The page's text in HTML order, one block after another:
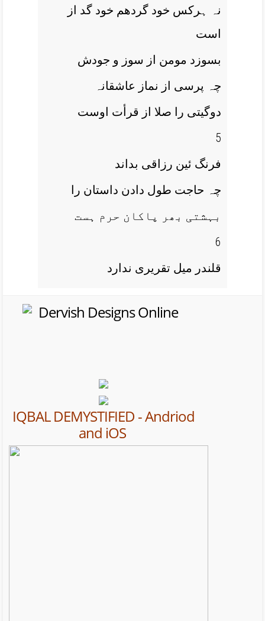
نہ ہرکس خود گردھم خود گد از
است
بسوزد مومن از سوز و جودش
چہ پرسی از نماز عاشقانہ
دوگیتی را صلا از قرأت اوست
5
فرنگ ئین رزاقی بداند
چہ حاجت طول دادن داستان را
بہشتی بھر پاکان حرم ہست
6
قلندر میل تقریری ندارد
IQBAL DEMYSTIFIED - Andriod
and iOS